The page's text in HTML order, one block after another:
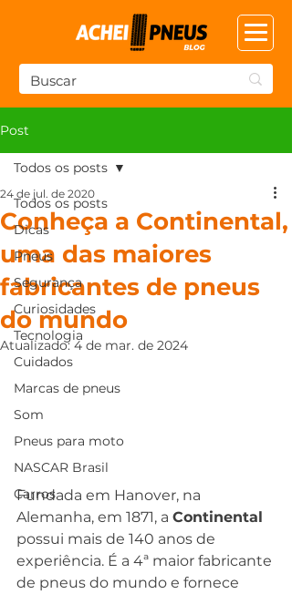
Post
Todos os posts
Dicas
Pneus
Segurança
Curiosidades
Tecnologia
Cuidados
Marcas de pneus
Som
Pneus para moto
NASCAR Brasil
Carros
Todos os posts
Conheça a Continental,
uma das maiores
fabricantes de pneus
do mundo
24 de jul. de 2020
Atualizado:4 de mar. de 2024
Fundada em Hanover, na
Alemanha, em 1871, a Continental
possui mais de 140 anos de
experiência. É a 4ª maior fabricante
de pneus do mundo e fornece